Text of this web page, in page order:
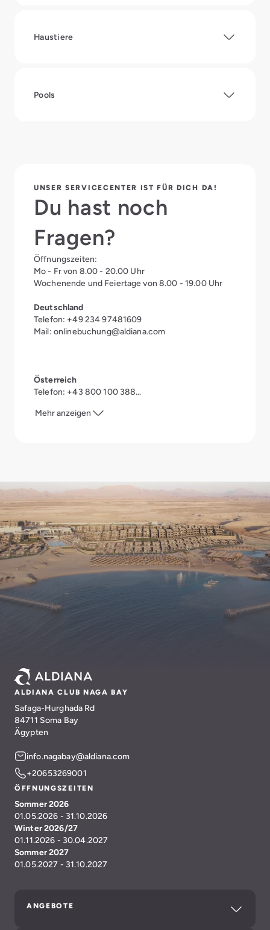
Haustiere
Pools
UNSER SERVICECENTER IST FÜR DICH DA!
Du hast noch
Fragen?
Öffnungszeiten:
Mo - Fr von 8.00 - 20.00 Uhr
Wochenende und Feiertage von 8.00 - 19.00 Uhr
Deutschland
Telefon: +49 234 97481609
Mail: onlinebuchung@aldiana.com
Österreich
Telefon: +43 800 100 388
Mehr anzeigen
ALDIANA CLUB NAGA BAY
Safaga-Hurghada Rd
84711 Soma Bay
Ägypten
info.nagabay@aldiana.com
+20653269001
ÖFFNUNGSZEITEN
Sommer 2026
01.05.2026 - 31.10.2026
Winter 2026/27
01.11.2026 - 30.04.2027
Sommer 2027
01.05.2027 - 31.10.2027
ANGEBOTE